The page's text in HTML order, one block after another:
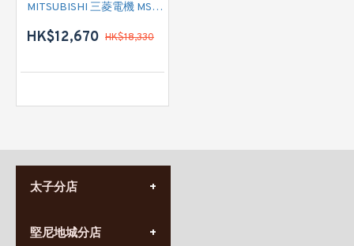
MITSUBISHI 三菱電機 MSYGS24VF 3.0匹 變頻淨冷掛墻分體式冷氣機
HK$12,670 HK$18,330
太子分店
營業時間:
堅尼地城分店